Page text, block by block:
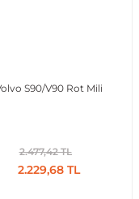
S90/V90 Rot Mili
2.477,42 TL
2.229,68 TL